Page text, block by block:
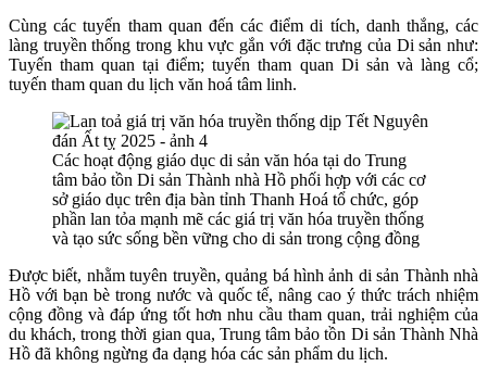
Cùng các tuyến tham quan đến các điểm di tích, danh thắng, các
làng truyền thống trong khu vực gắn với đặc trưng của Di sản như:
Tuyến tham quan tại điểm; tuyến tham quan Di sản và làng cổ;
tuyến tham quan du lịch văn hoá tâm linh.
Các hoạt động giáo dục di sản văn hóa tại do Trung
tâm bảo tồn Di sản Thành nhà Hồ phối hợp với các cơ
sở giáo dục trên địa bàn tỉnh Thanh Hoá tổ chức, góp
phần lan tỏa mạnh mẽ các giá trị văn hóa truyền thống
và tạo sức sống bền vững cho di sản trong cộng đồng
Được biết, nhằm tuyên truyền, quảng bá hình ảnh di sản Thành nhà
Hồ với bạn bè trong nước và quốc tế, nâng cao ý thức trách nhiệm
cộng đồng và đáp ứng tốt hơn nhu cầu tham quan, trải nghiệm của
du khách, trong thời gian qua, Trung tâm bảo tồn Di sản Thành Nhà
Hồ đã không ngừng đa dạng hóa các sản phẩm du lịch.